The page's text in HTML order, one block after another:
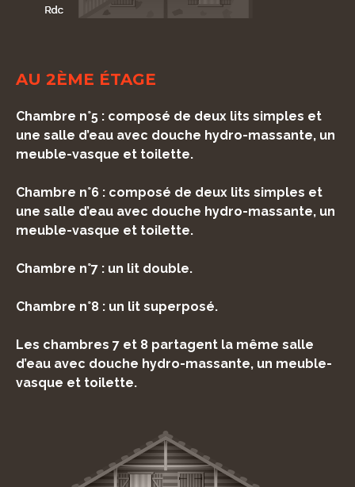
AU 2ÈME ÉTAGE
Chambre n°5 : composé de deux lits simples et
une salle d’eau avec douche hydro-massante, un
meuble-vasque et toilette.
Chambre n°6 : composé de deux lits simples et
une salle d’eau avec douche hydro-massante, un
meuble-vasque et toilette.
Chambre n°7 : un lit double.
Chambre n°8 : un lit superposé.
Les chambres 7 et 8 partagent la même salle
d’eau avec douche hydro-massante, un meuble-
vasque et toilette.